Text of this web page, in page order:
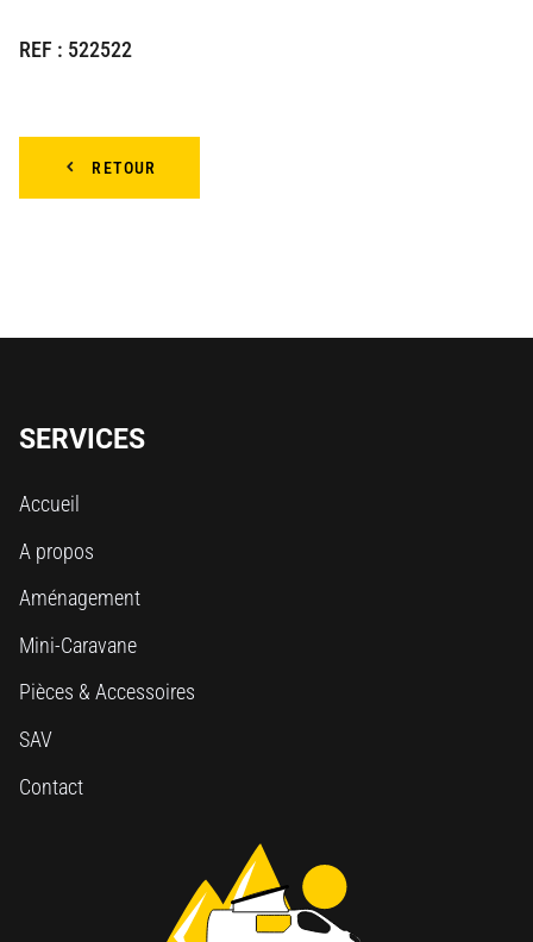
REF : 522522
RETOUR
SERVICES
Accueil
A propos
Aménagement
Mini-Caravane
Pièces & Accessoires
SAV
Contact